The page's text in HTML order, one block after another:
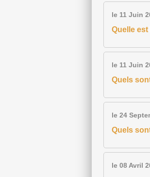
le 11 Juin
Quelle
le 11 Juin
Quels
le 24
Quels
le 08 Avril